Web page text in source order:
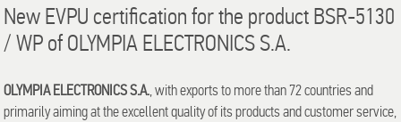
New EVPU certification for the product BSR-5130
/ WP of OLYMPIA ELECTRONICS S.A.
OLYMPIA ELECTRONICS S.A., with exports to more than 72 countries and
primarily aiming at the excellent quality of its products and customer service,